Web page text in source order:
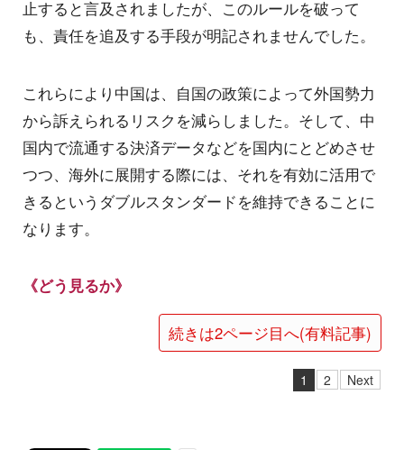
止すると言及されましたが、このルールを破って
も、責任を追及する手段が明記されませんでした。
これらにより中国は、自国の政策によって外国勢力
から訴えられるリスクを減らしました。そして、中
国内で流通する決済データなどを国内にとどめさせ
つつ、海外に展開する際には、それを有効に活用で
きるというダブルスタンダードを維持できることに
なります。
《どう見るか》
続きは2ページ目へ(有料記事)
1 2 Next